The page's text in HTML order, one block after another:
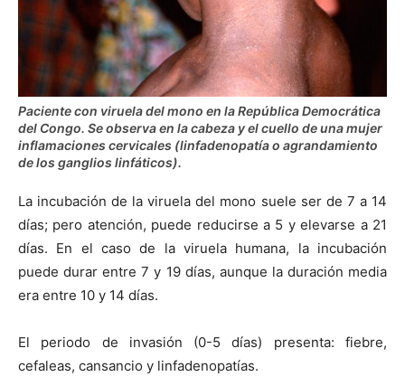
Paciente con viruela del mono en la República Democrática
del Congo. Se observa en la cabeza y el cuello de una mujer
inflamaciones cervicales (linfadenopatía o agrandamiento
de los ganglios linfáticos).
La incubación de la viruela del mono suele ser de 7 a 14
días; pero atención, puede reducirse a 5 y elevarse a 21
días. En el caso de la viruela humana, la incubación
puede durar entre 7 y 19 días, aunque la duración media
era entre 10 y 14 días.
El periodo de invasión (0-5 días) presenta: fiebre,
cefaleas, cansancio y linfadenopatías.